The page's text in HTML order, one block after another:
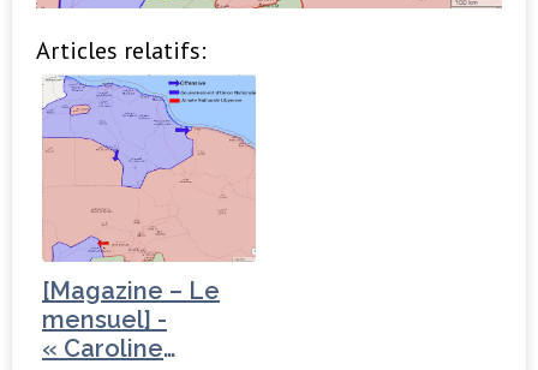
Articles relatifs:
[Magazine – Le
mensuel] -
« Caroline